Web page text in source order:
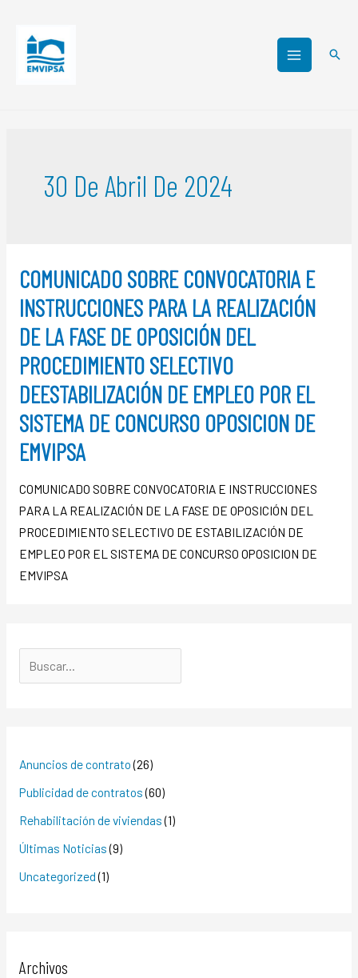
30 De Abril De 2024
COMUNICADO SOBRE CONVOCATORIA E
INSTRUCCIONES PARA LA REALIZACIÓN
DE LA FASE DE OPOSICIÓN DEL
PROCEDIMIENTO SELECTIVO
DEESTABILIZACIÓN DE EMPLEO POR EL
SISTEMA DE CONCURSO OPOSICION DE
EMVIPSA
COMUNICADO SOBRE CONVOCATORIA E INSTRUCCIONES
PARA LA REALIZACIÓN DE LA FASE DE OPOSICIÓN DEL
PROCEDIMIENTO SELECTIVO DE ESTABILIZACIÓN DE
EMPLEO POR EL SISTEMA DE CONCURSO OPOSICION DE
EMVIPSA
Anuncios de contrato(26)
Publicidad de contratos(60)
Rehabilitación de viviendas(1)
Últimas Noticias(9)
Uncategorized(1)
Archivos